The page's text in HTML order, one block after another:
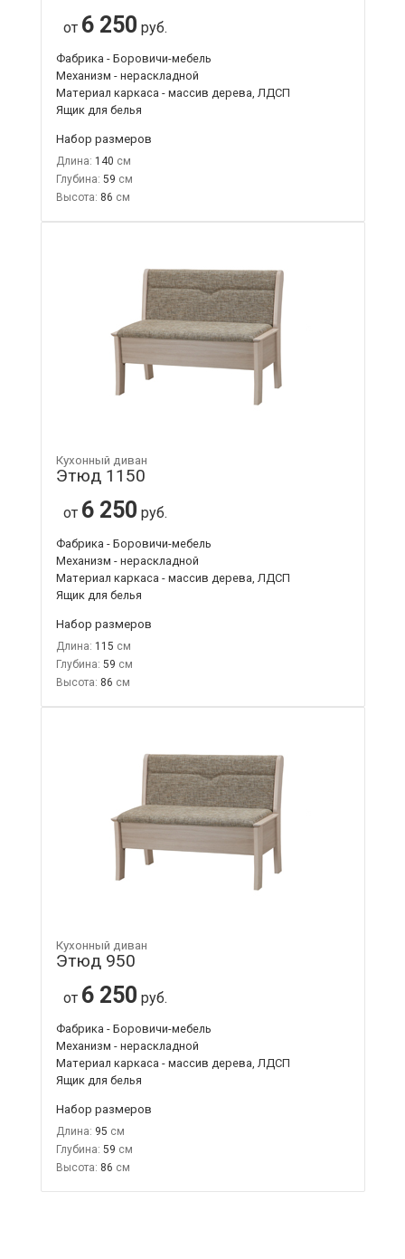
от 6 250 руб.
Фабрика - Боровичи-мебель
Механизм - нераскладной
Материал каркаса - массив дерева, ЛДСП
Ящик для белья
Набор размеров
Длина: 140
Глубина: 59
Высота: 86
Кухонный диван
Этюд 1150
от 6 250 руб.
Фабрика - Боровичи-мебель
Механизм - нераскладной
Материал каркаса - массив дерева, ЛДСП
Ящик для белья
Набор размеров
Длина: 115
Глубина: 59
Высота: 86
Кухонный диван
Этюд 950
от 6 250 руб.
Фабрика - Боровичи-мебель
Механизм - нераскладной
Материал каркаса - массив дерева, ЛДСП
Ящик для белья
Набор размеров
Длина: 95
Глубина: 59
Высота: 86